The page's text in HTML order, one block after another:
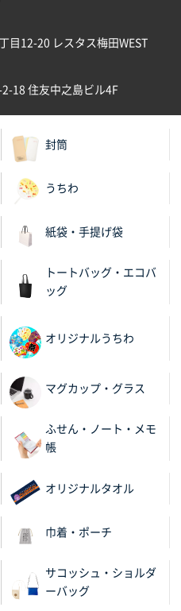
サイズ（白）1000枚
ァイル
300枚
ータが残っている点が良か
100枚
ら
05300枚
足していたから
価格。
Sサイズ(A5対応)
目12-20 レスタス梅田WEST
18 住友中之島ビル4F
封筒
うちわ
紙袋・手提げ袋
トートバッグ・エコバ
ッグ
オリジナルうちわ
マグカップ・グラス
ふせん・ノート・メモ
帳
オリジナルタオル
巾着・ポーチ
サコッシュ・ショルダ
ーバッグ